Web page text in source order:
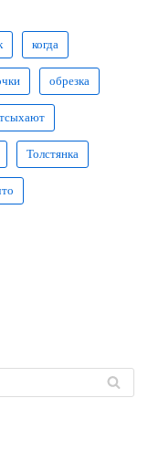
когда
обрезка
Толстянка